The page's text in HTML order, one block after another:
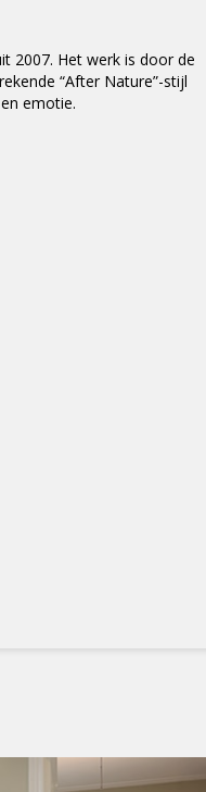
2007. Het werk is door de
“After Nature”-stijl
emotie.
voor